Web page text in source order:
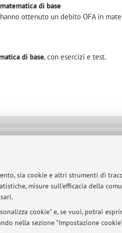
sia cookie e altri strumenti di
misure sull'efficacia della
cookie" e, se vuoi, potrai
nella sezione "Impostazione
di base
ottenuto un debito OFA in
di base, con esercizi e test.
- Via Zamboni, 33 - 40126 Bologna -